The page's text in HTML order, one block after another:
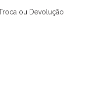
ou Devolução